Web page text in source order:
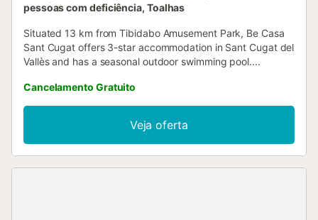
pessoas com deficiência, Toalhas
Situated 13 km from Tibidabo Amusement Park, Be Casa
Sant Cugat offers 3-star accommodation in Sant Cugat del
Vallès and has a seasonal outdoor swimming pool....
Cancelamento Gratuito
Veja oferta